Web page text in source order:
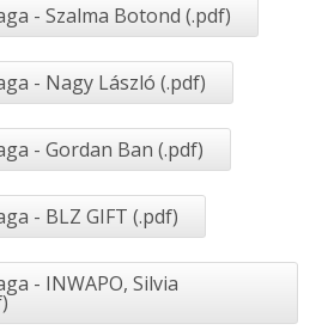
- Szalma Botond (.pdf)
- Nagy László (.pdf)
- Gordan Ban (.pdf)
- BLZ GIFT (.pdf)
- INWAPO, Silvia